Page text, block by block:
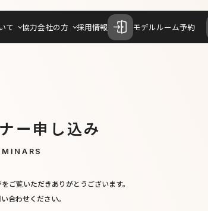
て 協力会社の方 採用情報 モデルルーム予約
ー申し込み
ご覧いただきありがとうございます。
合わせください。